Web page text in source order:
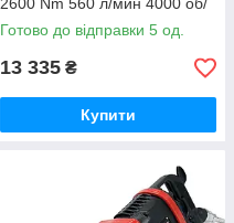
мин (YT-0959)
Готово до відправки 5 од.
13 335 ₴
Купити